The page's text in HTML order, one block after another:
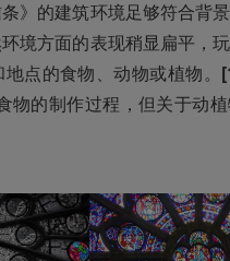
》的建筑环境足够符合背
境方面的表现稍显扁平，
点的食物、动物或植物。
物的制作过程，但关于动